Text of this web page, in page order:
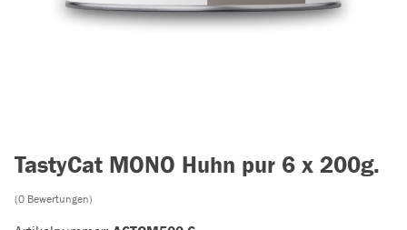
TastyCat MONO Huhn pur 6 x 200g.
(0 Bewertungen)